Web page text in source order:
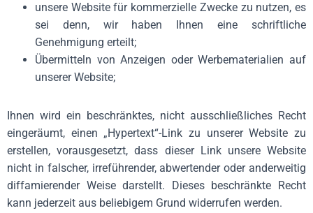
unsere Website für kommerzielle Zwecke zu nutzen, es
sei denn, wir haben Ihnen eine schriftliche
Genehmigung erteilt;
Übermitteln von Anzeigen oder Werbematerialien auf
unserer Website;
Ihnen wird ein beschränktes, nicht ausschließliches Recht
eingeräumt, einen „Hypertext“-Link zu unserer Website zu
erstellen, vorausgesetzt, dass dieser Link unsere Website
nicht in falscher, irreführender, abwertender oder anderweitig
diffamierender Weise darstellt. Dieses beschränkte Recht
kann jederzeit aus beliebigem Grund widerrufen werden.